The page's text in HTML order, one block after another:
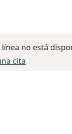
línea no está
cita